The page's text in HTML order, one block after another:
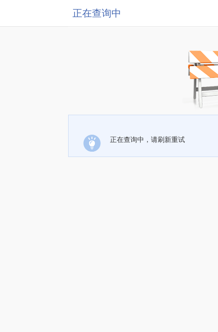
正在查询中
正在查询中，请刷新重试